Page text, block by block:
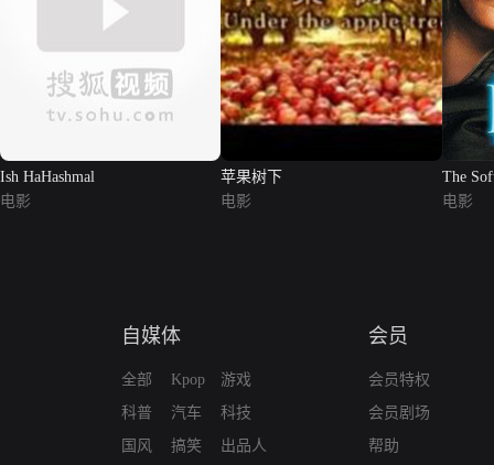
Ish HaHashmal
电影
苹果树下
电影
The
电影
自媒体
全部
科普
国风
Kpop
汽车
搞笑
游戏
科技
出品人
会员
会员特权
会员剧场
帮助